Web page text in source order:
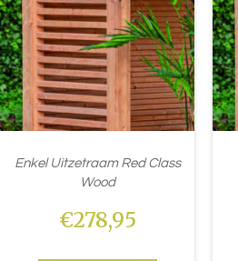
Enkel Uitzetraam Red Class
Wood
€278,95